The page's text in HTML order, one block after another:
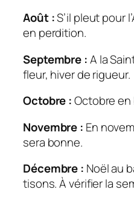
Août :S’il pleut pour
en perdition.
Septembre :A la
fleur, hiver de rigueur.
Octobre :Octobre en
Novembre : En
sera bonne.
Décembre : Noël au
tisons. À vérifier la